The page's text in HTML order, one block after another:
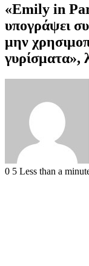
«Emily in
υπογράψει
μην
γυρίσματα»,
0 5 Less than a